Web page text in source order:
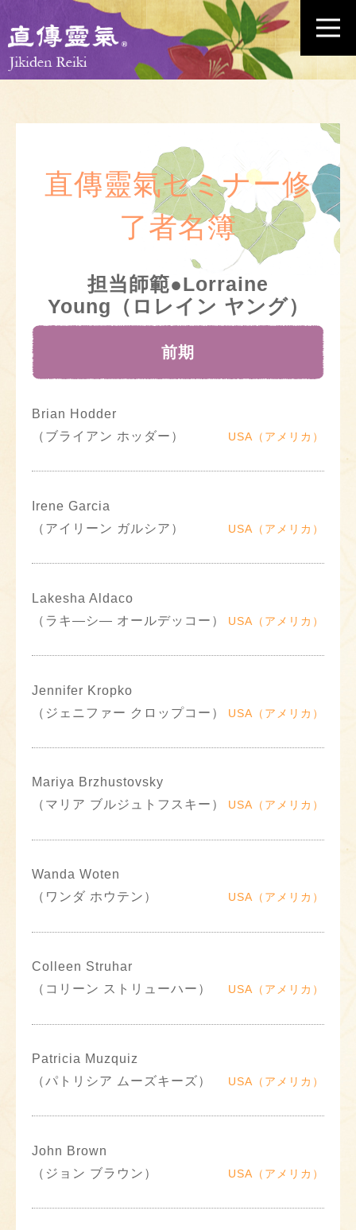
直傳靈氣セミナー修
了者名簿
担当師範●Lorraine
Young（ロレイン ヤング）
前期
Brian Hodder
（ブライアン ホッダー）
USA（アメリカ）
Irene Garcia
（アイリーン ガルシア）
USA（アメリカ）
Lakesha Aldaco
（ラキ―シ― オールデッコー）
USA（アメリカ）
Jennifer Kropko
（ジェニファー クロップコー）
USA（アメリカ）
Mariya Brzhustovsky
（マリア ブルジュトフスキー）
USA（アメリカ）
Wanda Woten
（ワンダ ホウテン）
USA（アメリカ）
Colleen Struhar
（コリーン ストリューハー）
USA（アメリカ）
Patricia Muzquiz
（パトリシア ムーズキーズ）
USA（アメリカ）
John Brown
（ジョン ブラウン）
USA（アメリカ）